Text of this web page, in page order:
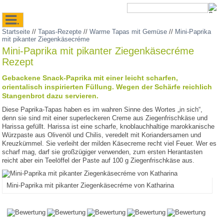
.
Startseite //Tapas-Rezepte //Warme Tapas mit Gemüse // Mini-Paprika
mit pikanter Ziegenkäsecréme
Mini-Paprika mit pikanter Ziegenkäsecréme
Rezept
Gebackene Snack-Paprika mit einer leicht scharfen,
orientalisch inspirierten Füllung. Wegen der Schärfe reichlich
Stangenbrot dazu servieren.
Diese Paprika-Tapas haben es im wahren Sinne des Wortes „in sich“,
denn sie sind mit einer superleckeren Creme aus Ziegenfrischkäse und
Harissa gefüllt. Harissa ist eine scharfe, knoblauchhaltige marokkanische
Würzpaste aus Olivenöl und Chilis, veredelt mit Koriandersamen und
Kreuzkümmel. Sie verleiht der milden Käsecreme recht viel Feuer. Wer es
scharf mag, darf sie großzügiger verwenden, zum ersten Herantasten
reicht aber ein Teelöffel der Paste auf 100 g Ziegenfrischkäse aus.
Mini-Paprika mit pikanter Ziegenkäsecréme von Katharina